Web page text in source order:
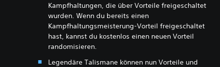
Kampfhaltungen, die über Vorteile freigeschaltet
wurden. Wenn du bereits einen
Kampfhaltungsmeisterung-Vorteil freigeschaltet
hast, kannst du kostenlos einen neuen Vorteil
randomisieren.
Legendäre Talismane können nun Vorteile und